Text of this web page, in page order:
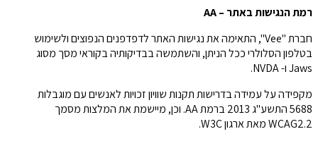
רמת הנגישות באתר –AA
חברת "Vee", התאימה את נגישות האתר לדפדפנים הנפוצים ולשימוש
בטלפון הסלולרי ככל הניתן, והשתמשה בבדיקותיה בקוראי מסך מסוג
Jaws ו- NVDA.
מקפידה על עמידה בדרישות תקנות שוויון זכויות לאנשים עם מוגבלות
5688 התשע"ג 2013 ברמת AA. וכן, מיישמת את המלצות מסמך
WCAG2.2 מאת ארגון W3C.